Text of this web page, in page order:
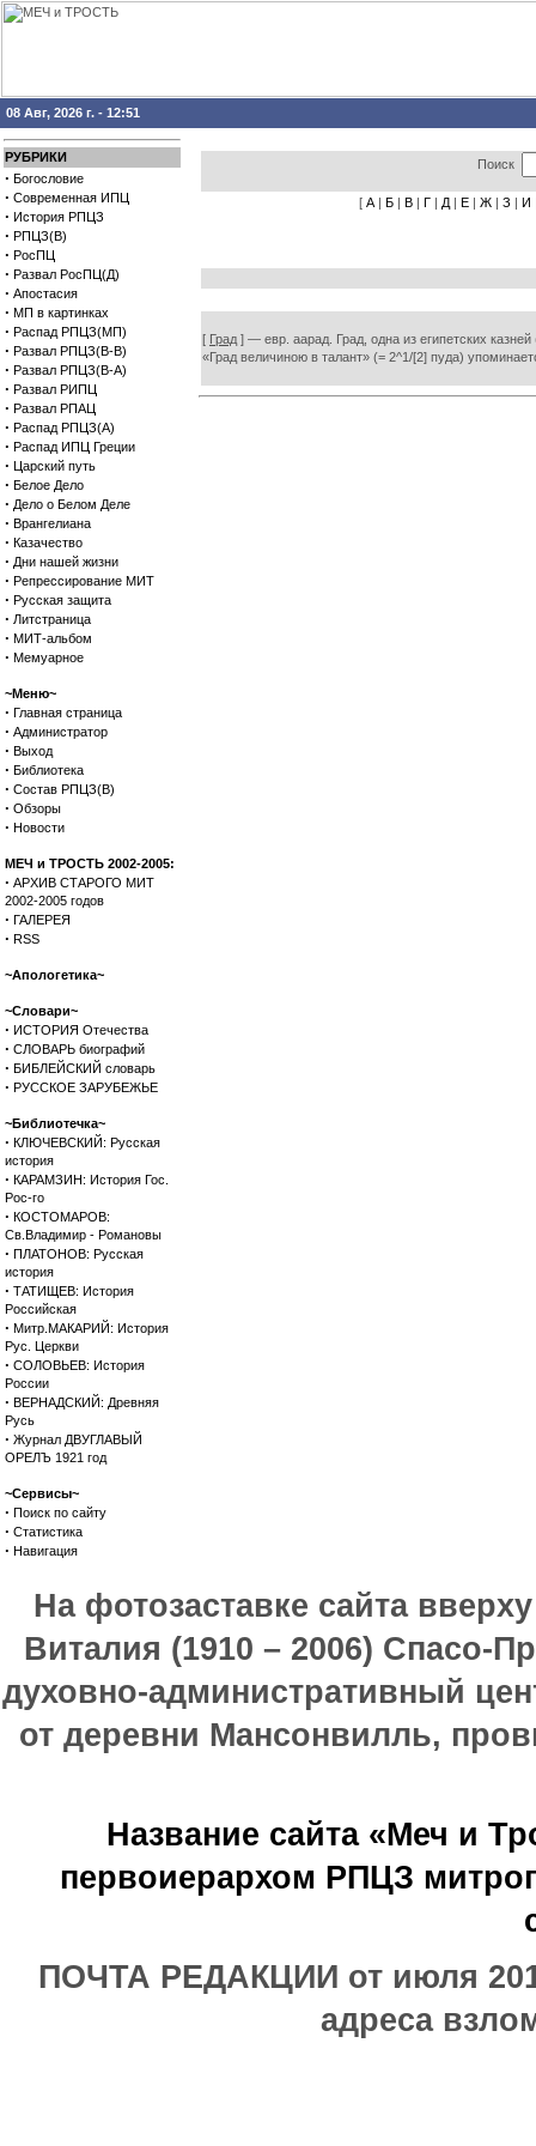
08 Авг, 2026 г. - 12:51
РУБРИКИ
· Богословие
· Современная ИПЦ
· История РПЦЗ
· РПЦЗ(В)
· РосПЦ
· Развал РосПЦ(Д)
· Апостасия
· МП в картинках
· Распад РПЦЗ(МП)
· Развал РПЦЗ(В-В)
· Развал РПЦЗ(В-А)
· Развал РИПЦ
· Развал РПАЦ
· Распад РПЦЗ(А)
· Распад ИПЦ Греции
· Царский путь
· Белое Дело
· Дело о Белом Деле
· Врангелиана
· Казачество
· Дни нашей жизни
· Репрессирование МИТ
· Русская защита
· Литстраница
· МИТ-альбом
· Мемуарное
~Меню~
· Главная страница
· Администратор
· Выход
· Библиотека
· Состав РПЦЗ(В)
· Обзоры
· Новости
МЕЧ и ТРОСТЬ 2002-2005:
· АРХИВ СТАРОГО МИТ
2002-2005 годов
· ГАЛЕРЕЯ
· RSS
~Апологетика~
~Словари~
· ИСТОРИЯ Отечества
· СЛОВАРЬ биографий
· БИБЛЕЙСКИЙ словарь
· РУССКОЕ ЗАРУБЕЖЬЕ
~Библиотечка~
· КЛЮЧЕВСКИЙ: Русская
история
· КАРАМЗИН: История Гос.
Рос-го
· КОСТОМАРОВ:
Св.Владимир - Романовы
· ПЛАТОНОВ: Русская
история
· ТАТИЩЕВ: История
Российская
· Митр.МАКАРИЙ: История
Рус. Церкви
· СОЛОВЬЕВ: История
России
· ВЕРНАДСКИЙ: Древняя
Русь
· Журнал ДВУГЛАВЫЙ
ОРЕЛЪ 1921 год
~Сервисы~
· Поиск по сайту
· Статистика
· Навигация
Поиск
[ А | Б | В | Г | Д | Е | Ж | З | И
[ Град ] — евр. аарад. Град, одна из египетских
«Град величиною в талант» (= 2^1/[2] пуда)
На фотозаставке сайта
Виталия (1910 – 2006) Спасо-
духовно-административный
от деревни Мансонвилль,
Название сайта «Меч и
первоиерархом РПЦЗ
ПОЧТА РЕДАКЦИИ от июля
адреса